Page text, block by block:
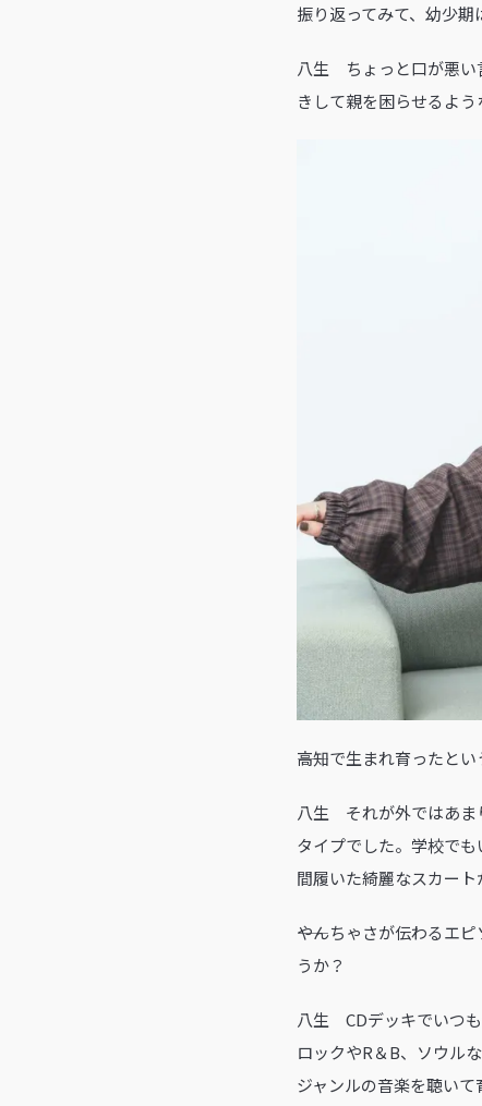
振り返ってみて、幼少期
八生 ちょっと口が悪い
きして親を困らせるよう
――高知で生まれ育ったと
八生 それが外ではあま
タイプでした。学校で
間履いた綺麗なスカート
――やんちゃさが伝わる
うか？
八生 CDデッキでいつも
ロックやR＆B、ソウル
ジャンルの音楽を聴いて